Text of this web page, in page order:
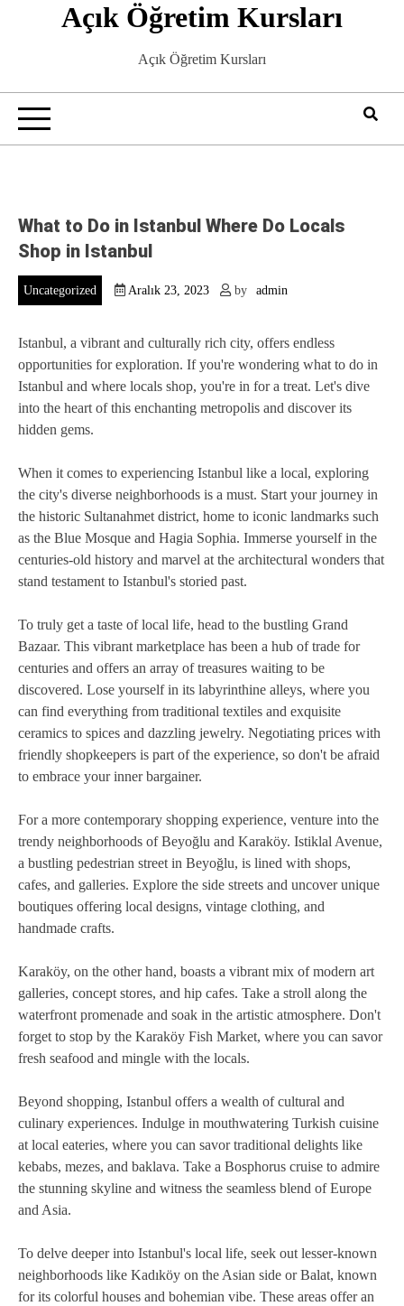
Açık Öğretim Kursları
Açık Öğretim Kursları
What to Do in Istanbul Where Do Locals
Shop in Istanbul
Uncategorized Aralık 23, 2023 by admin
Istanbul, a vibrant and culturally rich city, offers endless
opportunities for exploration. If you're wondering what to do in
Istanbul and where locals shop, you're in for a treat. Let's dive
into the heart of this enchanting metropolis and discover its
hidden gems.
When it comes to experiencing Istanbul like a local, exploring
the city's diverse neighborhoods is a must. Start your journey in
the historic Sultanahmet district, home to iconic landmarks such
as the Blue Mosque and Hagia Sophia. Immerse yourself in the
centuries-old history and marvel at the architectural wonders that
stand testament to Istanbul's storied past.
To truly get a taste of local life, head to the bustling Grand
Bazaar. This vibrant marketplace has been a hub of trade for
centuries and offers an array of treasures waiting to be
discovered. Lose yourself in its labyrinthine alleys, where you
can find everything from traditional textiles and exquisite
ceramics to spices and dazzling jewelry. Negotiating prices with
friendly shopkeepers is part of the experience, so don't be afraid
to embrace your inner bargainer.
For a more contemporary shopping experience, venture into the
trendy neighborhoods of Beyoğlu and Karaköy. Istiklal Avenue,
a bustling pedestrian street in Beyoğlu, is lined with shops,
cafes, and galleries. Explore the side streets and uncover unique
boutiques offering local designs, vintage clothing, and
handmade crafts.
Karaköy, on the other hand, boasts a vibrant mix of modern art
galleries, concept stores, and hip cafes. Take a stroll along the
waterfront promenade and soak in the artistic atmosphere. Don't
forget to stop by the Karaköy Fish Market, where you can savor
fresh seafood and mingle with the locals.
Beyond shopping, Istanbul offers a wealth of cultural and
culinary experiences. Indulge in mouthwatering Turkish cuisine
at local eateries, where you can savor traditional delights like
kebabs, mezes, and baklava. Take a Bosphorus cruise to admire
the stunning skyline and witness the seamless blend of Europe
and Asia.
To delve deeper into Istanbul's local life, seek out lesser-known
neighborhoods like Kadıköy on the Asian side or Balat, known
for its colorful houses and bohemian vibe. These areas offer an